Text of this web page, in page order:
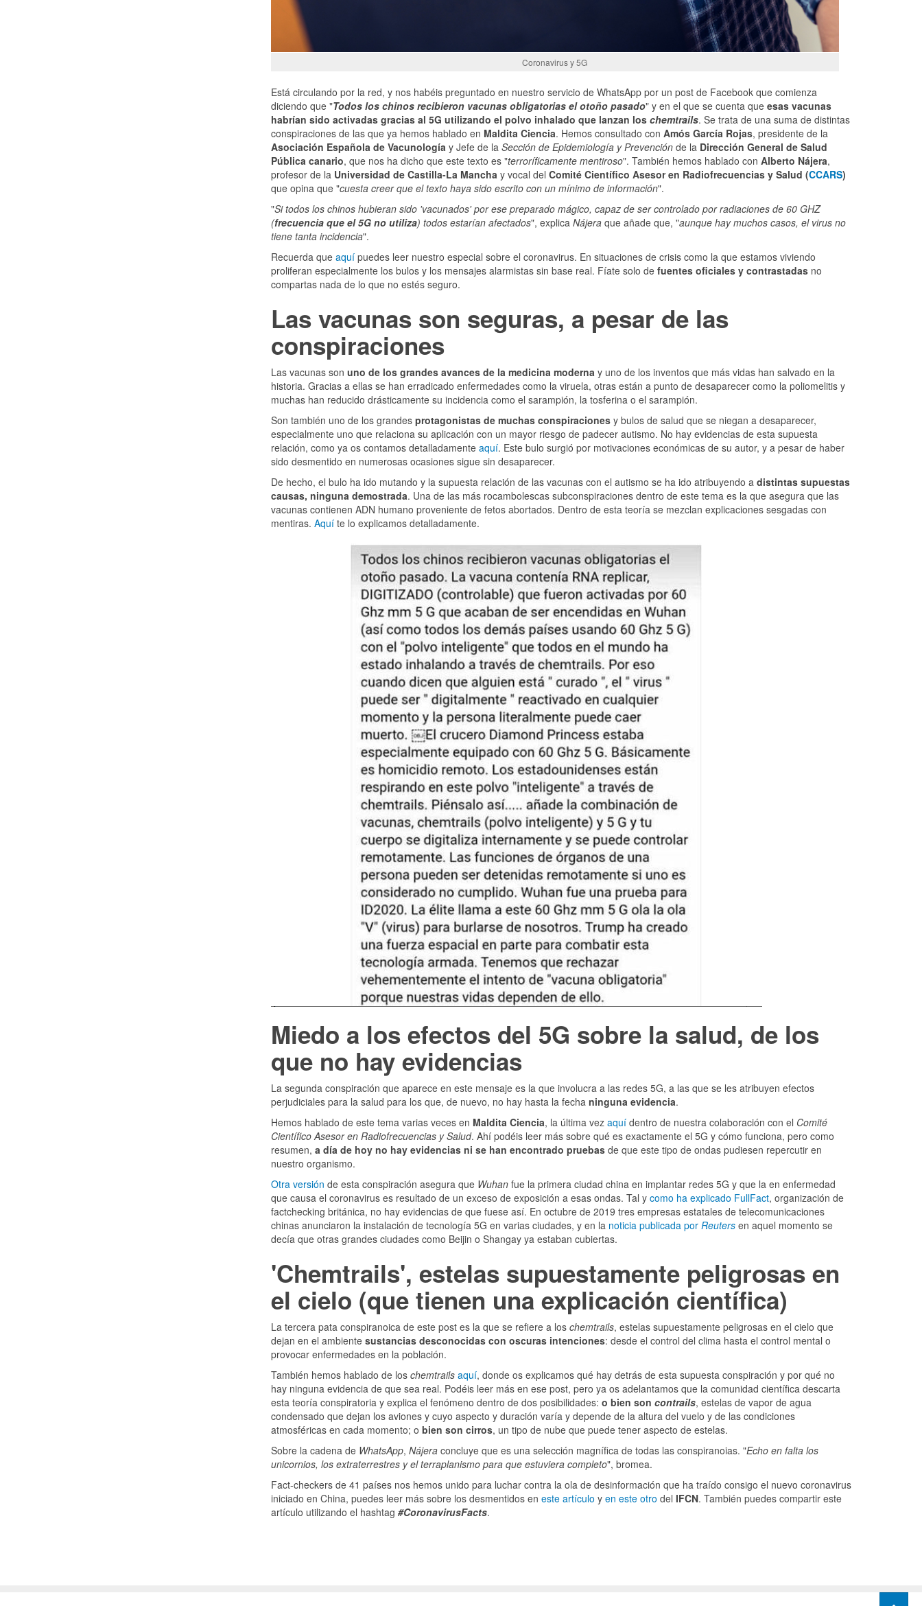
Coronavirus y 5G
Está circulando por la red, y nos habéis preguntado en nuestro servicio de WhatsApp por un post de Facebook que comienza
diciendo que "Todos los chinos recibieron vacunas obligatorias el otoño pasado" y en el que se cuenta queesas vacunas
habrían sido activadas gracias al 5G utilizando el polvo inhalado que lanzan los chemtrails. Se trata de una suma de distintas
conspiraciones de las que ya hemos hablado en Maldita Ciencia. Hemos consultado con Amós García Rojas, presidente de la
Asociación Española de Vacunologíay Jefe de la Sección de Epidemiología y Prevenciónde la Dirección General de Salud
Pública canario, que nos ha dicho que este texto es "terroríficamente mentiroso". También hemos hablado con Alberto Nájera,
profesor de la Universidad de Castilla-La Manchay vocal del Comité Científico Asesor en Radiofrecuencias y Salud (CCARS)
que opina que "cuesta creer que el texto haya sido escrito con un mínimo de información".
"Si todos los chinos hubieran sido 'vacunados' por ese preparado mágico, capaz de ser controlado por radiaciones de 60 GHZ
(frecuencia que el 5G no utiliza) todos estarían afectados", explica Nájeraque añade que, "aunque hay muchos casos, el virus no
tiene tanta incidencia".
Recuerda que aquípuedes leer nuestro especial sobre el coronavirus. En situaciones de crisis como la que estamos viviendo
proliferan especialmente los bulos y los mensajes alarmistas sin base real. Fíate solo de fuentes oficiales y contrastadasno
compartas nada de lo que no estés seguro.
Las vacunas son seguras, a pesar de las
conspiraciones
Las vacunas son uno de los grandes avances de la medicina modernay uno de los inventos que más vidas han salvado en la
historia. Gracias a ellas se han erradicado enfermedades como la viruela, otras están a punto de desaparecer como la poliomelitis y
muchas han reducido drásticamente su incidencia como el sarampión, la tosferina o el sarampión.
Son también uno de los grandes protagonistas de muchas conspiracionesy bulos de salud que se niegan a desaparecer,
especialmente uno que relaciona su aplicación con un mayor riesgo de padecer autismo. No hay evidencias de esta supuesta
relación, como ya os contamos detalladamente aquí. Este bulo surgió por motivaciones económicas de su autor, y a pesar de haber
sido desmentido en numerosas ocasiones sigue sin desaparecer.
De hecho, el bulo ha ido mutando y la supuesta relación de las vacunas con el autismo se ha ido atribuyendo a distintas supuestas
causas, ninguna demostrada. Una de las más rocambolescas subconspiraciones dentro de este tema es la que asegura que las
vacunas contienen ADN humano proveniente de fetos abortados. Dentro de esta teoría se mezclan explicaciones sesgadas con
mentiras. Aquíte lo explicamos detalladamente.
Miedo a los efectos del 5G sobre la salud, de los
que no hay evidencias
La segunda conspiración que aparece en este mensaje es la que involucra a las redes 5G, a las que se les atribuyen efectos
perjudiciales para la salud para los que, de nuevo, no hay hasta la fecha ninguna evidencia.
Hemos hablado de este tema varias veces en Maldita Ciencia, la última vez aquídentro de nuestra colaboración con el Comité
Científico Asesor en Radiofrecuencias y Salud. Ahí podéis leer más sobre qué es exactamente el 5G y cómo funciona, pero como
resumen, a día de hoy no hay evidencias ni se han encontrado pruebasde que este tipo de ondas pudiesen repercutir en
nuestro organismo.
Otra versión de esta conspiración asegura que Wuhanfue la primera ciudad china en implantar redes 5G y que la en enfermedad
que causa el coronavirus es resultado de un exceso de exposición a esas ondas. Tal y como ha explicado FullFact, organización de
factchecking británica, no hay evidencias de que fuese así. En octubre de 2019 tres empresas estatales de telecomunicaciones
chinas anunciaron la instalación de tecnología 5G en varias ciudades, y en la noticia publicada por Reutersen aquel momento se
decía que otras grandes ciudades como Beijin o Shangay ya estaban cubiertas.
'Chemtrails', estelas supuestamente peligrosas en
el cielo (que tienen una explicación científica)
La tercera pata conspiranoica de este post es la que se refiere a los chemtrails, estelas supuestamente peligrosas en el cielo que
dejan en el ambiente sustancias desconocidas con oscuras intenciones: desde el control del clima hasta el control mental o
provocar enfermedades en la población.
También hemos hablado de los chemtrails aquí, donde os explicamos qué hay detrás de esta supuesta conspiración y por qué no
hay ninguna evidencia de que sea real. Podéis leer más en ese post, pero ya os adelantamos que la comunidad científica descarta
esta teoría conspiratoria y explica el fenómeno dentro de dos posibilidades: o bien son contrails, estelas de vapor de agua
condensado que dejan los aviones y cuyo aspecto y duración varía y depende de la altura del vuelo y de las condiciones
atmosféricas en cada momento; o bien son cirros, un tipo de nube que puede tener aspecto de estelas.
Sobre la cadena de WhatsApp, Nájeraconcluye que es una selección magnífica de todas las conspiranoias. "Echo en falta los
unicornios, los extraterrestres y el terraplanismo para que estuviera completo", bromea.
Fact-checkers de 41 países nos hemos unido para luchar contra la ola de desinformación que ha traído consigo el nuevo coronavirus
iniciado en China, puedes leer más sobre los desmentidos en este artículo y en este otro del IFCN. También puedes compartir este
artículo utilizando el hashtag #CoronavirusFacts.